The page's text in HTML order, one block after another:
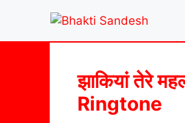
content
झाकियां तेरे
Ringtone